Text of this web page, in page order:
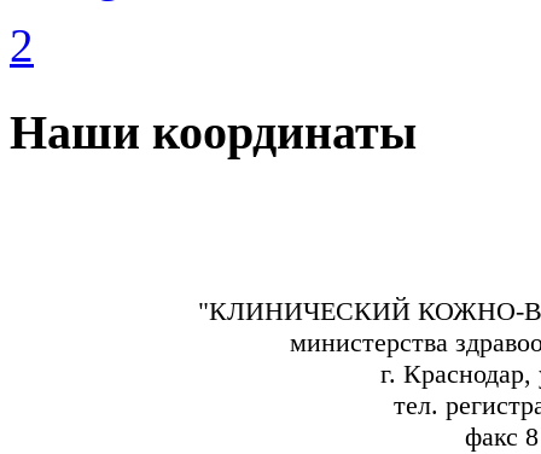
Наши координаты
"КЛИНИЧЕСКИЙ КОЖНО-
министерства
г.
тел.
факс